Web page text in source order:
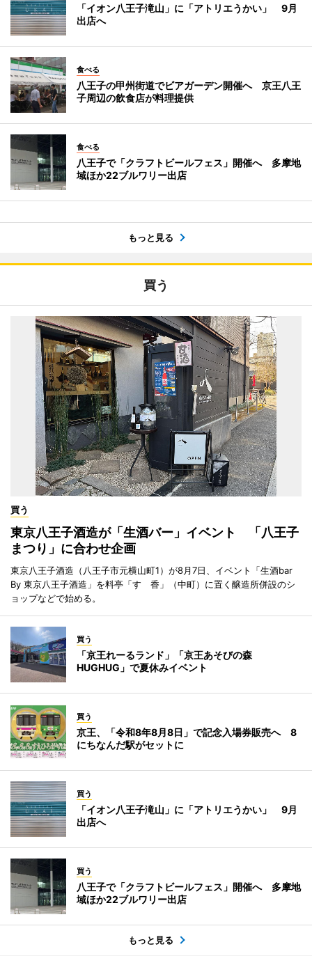
「イオン八王子滝山」に「アトリエうかい」 9月
出店へ
食べる
八王子の甲州街道でビアガーデン開催へ 京王八王
子周辺の飲食店が料理提供
食べる
八王子で「クラフトビールフェス」開催へ 多摩地
域ほか22ブルワリー出店
もっと見る
買う
買う
東京八王子酒造が「生酒バー」イベント 「八王子
まつり」に合わせ企画
東京八王子酒造（八王子市元横山町1）が8月7日、イベント「生酒bar
By 東京八王子酒造」を料亭「すゞ香」（中町）に置く醸造所併設のシ
ョップなどで始める。
買う
「京王れーるランド」「京王あそびの森
HUGHUG」で夏休みイベント
買う
京王、「令和8年8月8日」で記念入場券販売へ 8
にちなんだ駅がセットに
買う
「イオン八王子滝山」に「アトリエうかい」 9月
出店へ
買う
八王子で「クラフトビールフェス」開催へ 多摩地
域ほか22ブルワリー出店
もっと見る